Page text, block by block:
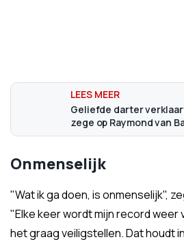
Geliefde darter
zege op Raymond van
Onmenselijk
"Wat ik ga doen, is onmenselijk",
"Elke keer wordt mijn record weer
het graag veiligstellen. Dat houdt